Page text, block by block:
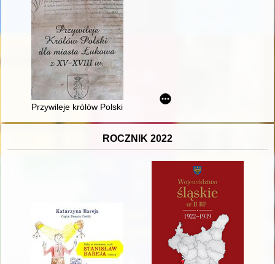
Przywileje królów Polski dla miasta Łukowa z XV-XVIII w
ROCZNIK 2022